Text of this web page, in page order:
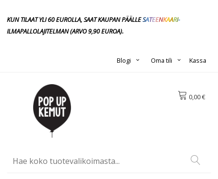
KUN TILAAT YLI 60 EUROLLA, SAAT KAUPAN PÄÄLLESATEENKAARI-
ILMAPALLOLAJITELMAN(ARVO 9,90EUROA).
Kassa
Oma tili
Blogi
0,00 €